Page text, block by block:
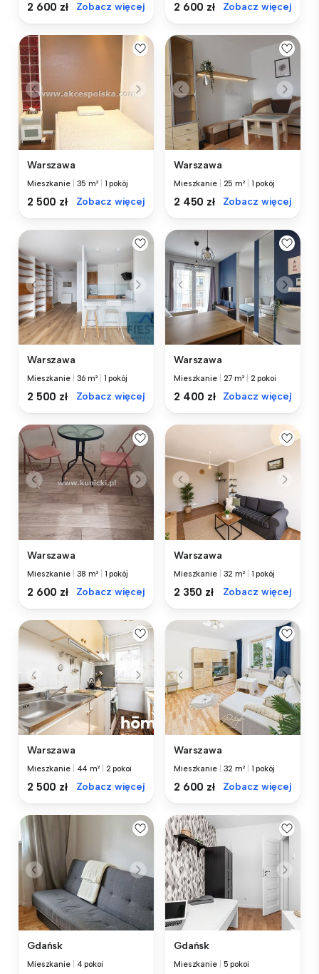
2 600 zł Zobacz więcej 2 600 zł Zobacz więcej
Warszawa
Mieszkanie 35 m² 1 pokój
2 500 zł Zobacz więcej
Warszawa
Mieszkanie 25 m² 1 pokój
2 450 zł Zobacz więcej
Warszawa
Mieszkanie 36 m² 1 pokój
2 500 zł Zobacz więcej
Warszawa
Mieszkanie 27 m² 2 pokoi
2 400 zł Zobacz więcej
Warszawa
Mieszkanie 38 m² 1 pokój
2 600 zł Zobacz więcej
Warszawa
Mieszkanie 32 m² 1 pokój
2 350 zł Zobacz więcej
Warszawa
Mieszkanie 44 m² 2 pokoi
2 500 zł Zobacz więcej
Warszawa
Mieszkanie 32 m² 1 pokój
2 600 zł Zobacz więcej
Gdańsk
Mieszkanie 4 pokoi
Gdańsk
Mieszkanie 5 pokoi